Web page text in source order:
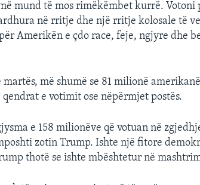
mund të mos rimëkëmbet kurrë. Votoni
në rritje dhe një rritje kolosale të
Amerikën e çdo race, feje, ngjyre dhe
martës, më shumë se 81 milionë
e votimit ose nëpërmjet postës.
e 158 milionëve që votuan në
zotin Trump. Ishte një fitore
thotë se ishte mbështetur në